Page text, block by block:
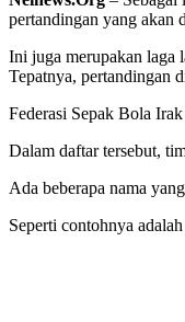
pertandingan yang akan
Ini juga merupakan laga
Tepatnya, pertandingan
Federasi Sepak Bola
Dalam daftar tersebut,
Ada beberapa nama
Seperti contohnya